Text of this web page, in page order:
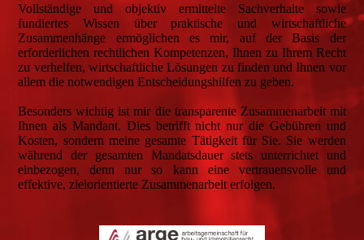
Vollständige und objektiv ermittelte Sachverhalte sowie
fundiertes Wissen über praktische und wirtschaftliche
Zusammenhänge ermöglichen es mir, auf der Basis der
erforderlichen rechtlichen Kompetenzen, Ihnen zu Ihrem Recht
zu verhelfen, wirtschaftliche Lösungen zu finden und Ihnen vor
allem die notwendigen Entscheidungshilfen zu geben.
Besonders wichtig ist mir die transparente Zusammenarbeit mit
Ihnen als Mandant. Dies betrifft nicht nur die Gebühren und
Kosten, sondern meine gesamte Tätigkeit für Sie. Sie werden
während der gesamten Mandatsdauer stets unterrichtet und
einbezogen, denn nur so kann eine vertrauensvolle und
effektive, zielorientierte Zusammenarbeit erfolgen.